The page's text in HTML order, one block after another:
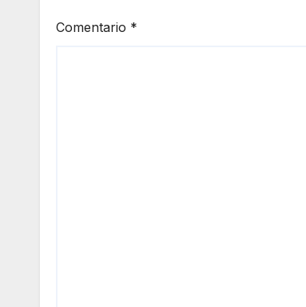
Comentario *